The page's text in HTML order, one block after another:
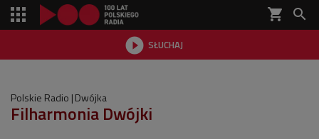
shopping_cart 
 SŁUCHAJ

Polskie Radio Dwójka
Filharmonia Dwójki